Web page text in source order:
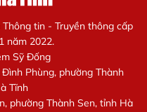
tin - Truyền thông cấp
năm 2022.
Sỹ Đống
Phùng, phường Thành
Tĩnh
phường Thành Sen, tỉnh Hà